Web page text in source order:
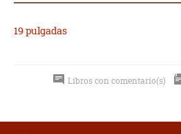
19 pulgadas
Libros con comentario(s)